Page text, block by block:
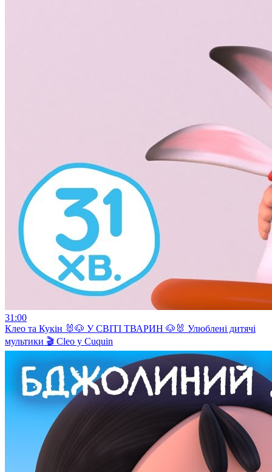
31:00
Клео та Кукiн 🐰🐶 У СВІТІ ТВАРИН 🐶🐰 Улюблені дитячі
мультики 🎬 Cleo y Cuquin